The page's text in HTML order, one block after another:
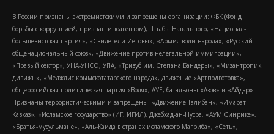
В России признаны экстремистскими и запрещены организации: ФБК (Фонд
борьбы с коррупцией, признан иноагентом), Штабы Навального, «Национал-
большевистская партия», «Свидетели Иеговы», «Армия воли народа», «Русский
общенациональный союз», «Движение против нелегальной иммиграции»,
«Правый сектор», УНА-УНСО, УПА, «Тризуб им. Степана Бандеры», «Мизантропик
дивижн», «Меджлис крымскотатарского народа», движение «Артподготовка»,
общероссийская политическая партия «Воля», АУЕ, батальоны «Азов» и «Айдар».
Признаны террористическими и запрещены: «Движение Талибан», «Имарат
Кавказ», «Исламское государство» (ИГ, ИГИЛ), Джебхад-ан-Нусра, «АУМ Синрике»,
«Братья-мусульмане», «Аль-Каида в странах исламского Магриба», «Сеть»,